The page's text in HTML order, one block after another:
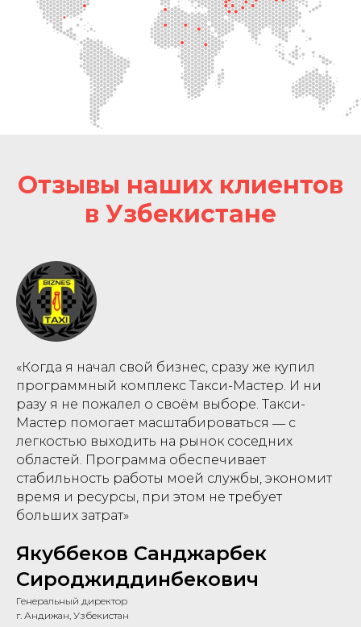
Отзывы наших клиентов
в Узбекистане
«Когда я начал свой бизнес, сразу же купил
программный комплекс Такси-Мастер. И ни
разу я не пожалел о своём выборе. Такси-
Мастер помогает масштабироваться ― с
легкостью выходить на рынок соседних
областей. Программа обеспечивает
стабильность работы моей службы, экономит
время и ресурсы, при этом не требует
больших затрат»
Якуббеков Санджарбек
Сироджиддинбекович
Генеральный директор
г. Андижан, Узбекистан